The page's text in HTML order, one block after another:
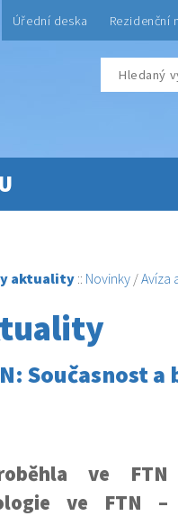
Úřední deska Rezidenční
aktuality:: Novinky /Avíza
Současnost a
ve FTN
ve FTN –